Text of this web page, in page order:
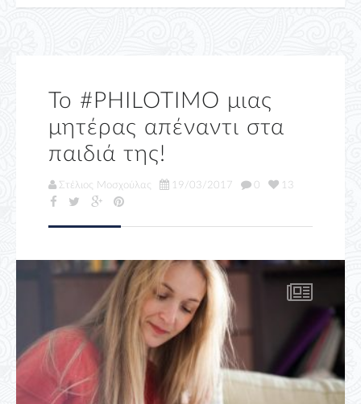
Το #PHILOTIMO μιας
μητέρας απέναντι στα
παιδιά της!
Στέλιος Μοσχούλας 19/03/2017 0 13